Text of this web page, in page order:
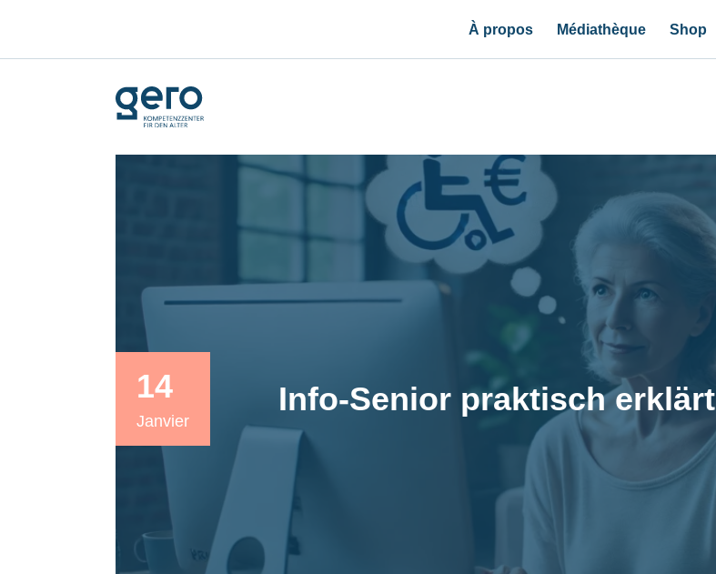
À propos Médiathèque Shop
14
Janvier
Info-Senior praktisch erklärt